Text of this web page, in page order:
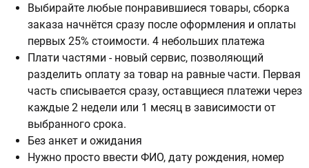
Выбирайте любые понравившиеся товары, сборка
заказа начнётся сразу после оформления и оплаты
первых 25% стоимости. 4 небольших платежа
Плати частями - новый сервис, позволяющий
разделить оплату за товар на равные части. Первая
часть списывается сразу, оставщиеся платежи через
каждые 2 недели или 1 месяц в зависимости от
выбранного срока.
Без анкет и ожидания
Нужно просто ввести ФИО, дату рождения, номер